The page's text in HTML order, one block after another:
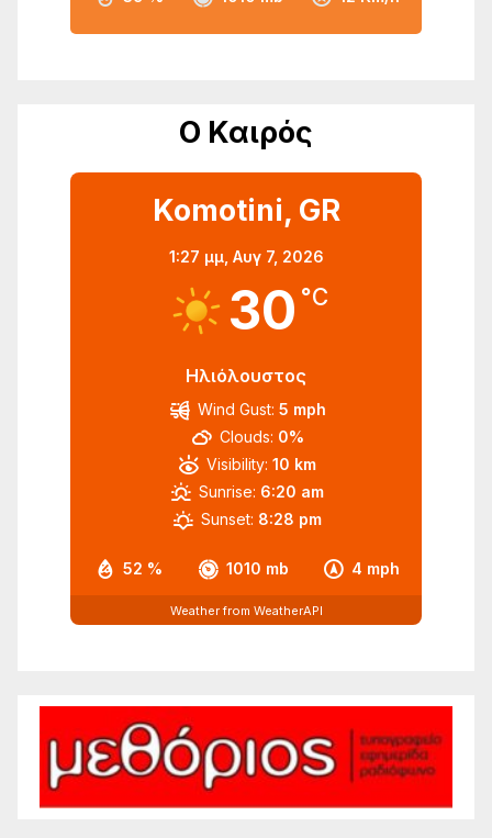
Ο Καιρός
Komotini, GR
1:27 μμ, Αυγ 7, 2026
30 °C
Ηλιόλουστος
52 % 1010 mb 4 mph
Wind Gust: 5 mph
Clouds: 0%
Visibility: 10 km
Sunrise: 6:20 am
Sunset: 8:28 pm
Weather from WeatherAPI